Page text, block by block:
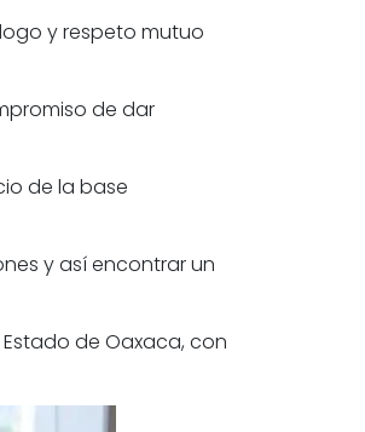
y respeto mutuo
de dar
de la base
y así encontrar un
de Oaxaca, con